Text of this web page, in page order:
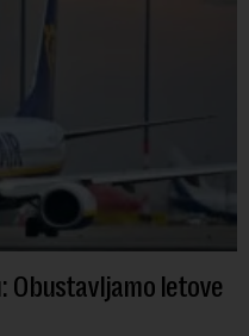
Obustavljamo letove